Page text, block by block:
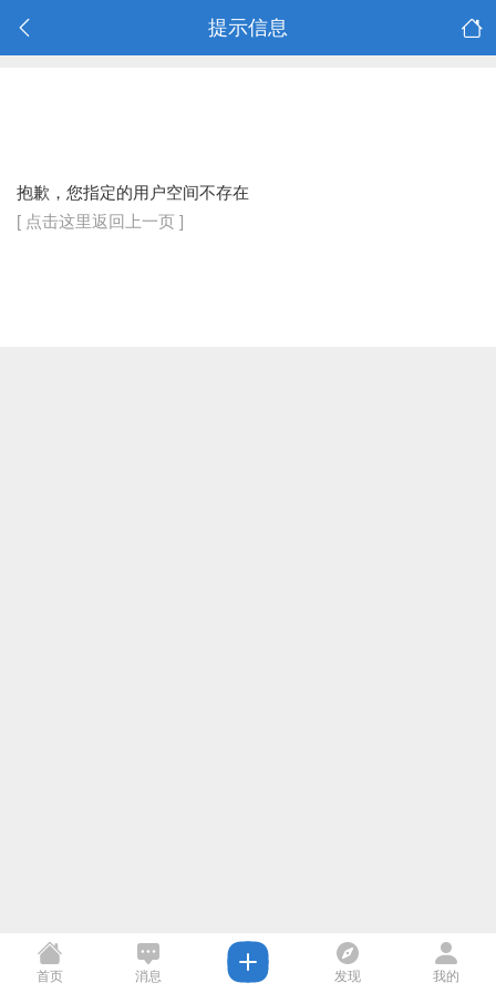
提示信息
抱歉，您指定的用户空间不存在
[ 点击这里返回上一页 ]
首页 消息 发现 我的